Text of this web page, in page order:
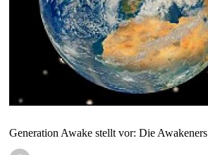
Generation Awake stellt vor: Die Awakeners